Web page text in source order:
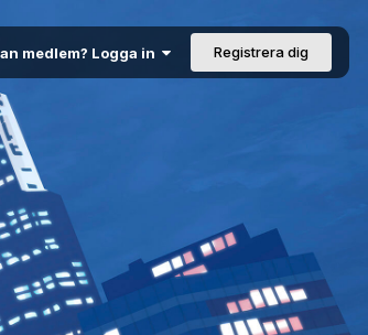
medlem? Logga in Registrera dig